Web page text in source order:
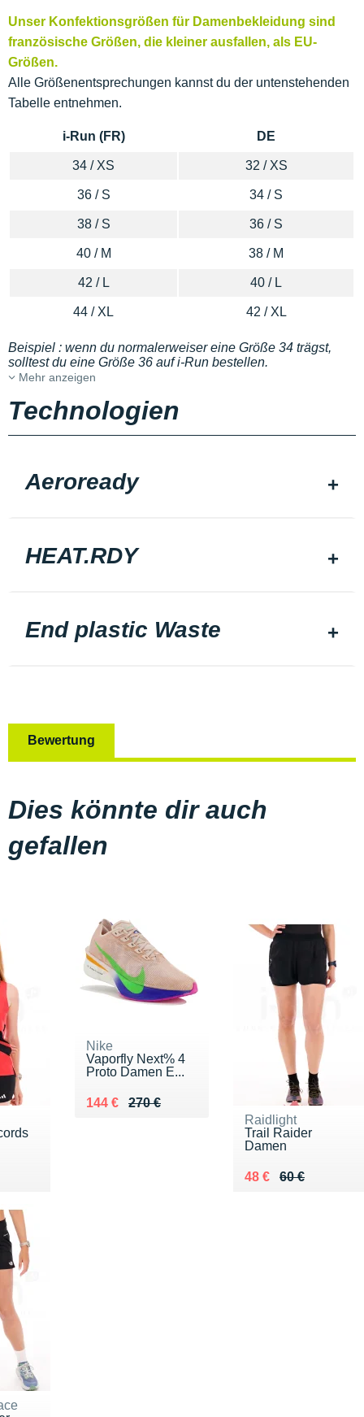
Unser Konfektionsgrößen für Damenbekleidung sind
französische Größen, die kleiner ausfallen, als EU-
Größen.
Alle Größenentsprechungen kannst du der untenstehenden
Tabelle entnehmen.
i-Run (FR) DE
34 / XS 32 / XS
36 / S 34 / S
38 / S 36 / S
40 / M 38 / M
42 / L 40 / L
44 / XL 42 / XL
Beispiel : wenn du normalerweiser eine Größe 34 trägst,
solltest du eine Größe 36 auf i-Run bestellen.
Mehr anzeigen
Technologien
Aeroready
HEAT.RDY
End plastic Waste
Bewertung
Dies könnte dir auch
gefallen
Nike
Vaporfly Next% 4
Proto Damen E...
270 €
Au lieu de 270 €
144 €
Vendu 144 €
Raidlight
Trail Raider
Damen
60 €
Au lieu de 60 €
48 €
Vendu 48 €